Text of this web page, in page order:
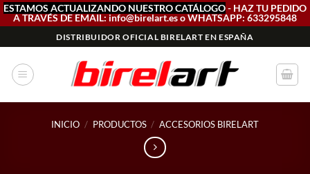
ESTAMOS ACTUALIZANDO NUESTRO CATÁLOGO- HAZ TU PEDIDO
A TRAVÉS DE EMAIL: info@birelart.es o WHATSAPP: 633295848
al
contenido
DISTRIBUIDOR OFICIAL BIRELART EN ESPAÑA
INICIO / PRODUCTOS / ACCESORIOS BIRELART